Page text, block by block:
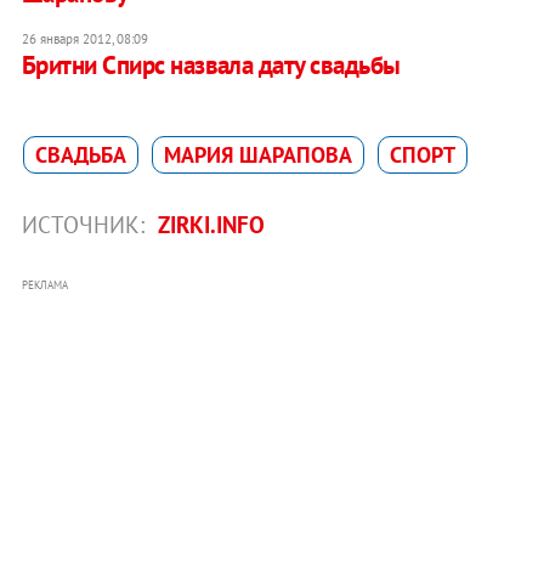
26 января 2012, 08:09
Бритни Спирс назвала дату свадьбы
СВАДЬБА МАРИЯ ШАРАПОВА СПОРТ
ИСТОЧНИК: ZIRKI.INFO
РЕКЛАМА